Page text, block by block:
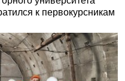
к первокурсникам